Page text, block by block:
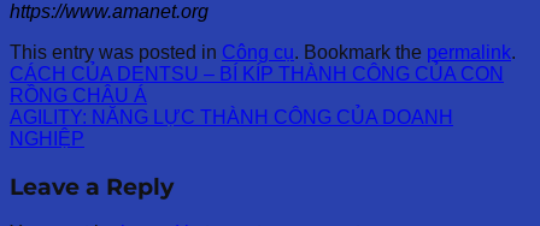
https://www.amanet.org
This entry was posted in Công cụ. Bookmark the permalink.
CÁCH CỦA DENTSU – BÍ KÍP THÀNH CÔNG CỦA CON
RỒNG CHÂU Á
AGILITY: NĂNG LỰC THÀNH CÔNG CỦA DOANH
NGHIỆP
Leave a Reply